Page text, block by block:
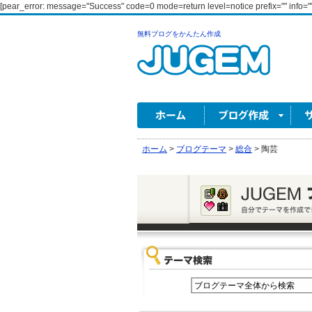
[pear_error: message="Success" code=0 mode=return level=notice prefix=""
無料ブログをかんたん作成
ホーム > ブログテーマ > 総合 > 陶芸